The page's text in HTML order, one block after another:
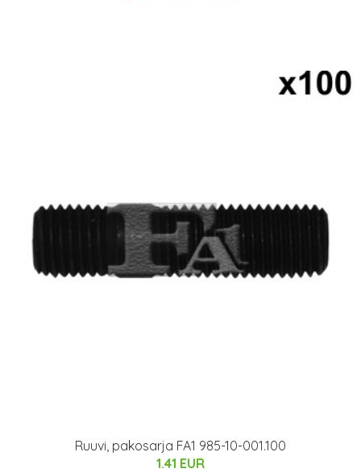
Ruuvi, pakosarja FA1 985-10-001.100
1.41 EUR